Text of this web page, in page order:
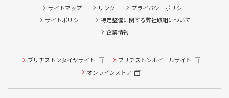
サイトマップ リンク
プライバシーポリシー
サイトポリシー
特定整備に関する弊社取組について
企業情報
ブリヂストンタイヤサイト
ブリヂストンホイールサイト
オンラインストア
タイヤ点検・安全点検/タイヤ履き替え/オイル交換/その他
ピット作業の予約